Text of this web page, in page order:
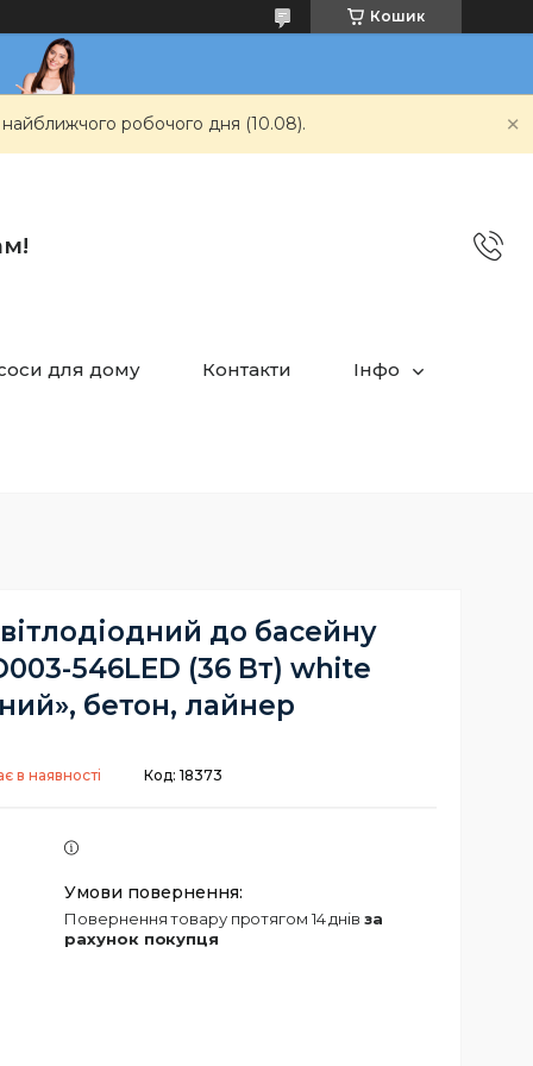
Кошик
робочого дня (10.08).
для дому Контакти Інфо
до басейну
546LED (36 Вт) white
бетон, лайнер
в наявності Код: 18373
повернення товару протягом 14 днів за
рахунок покупця